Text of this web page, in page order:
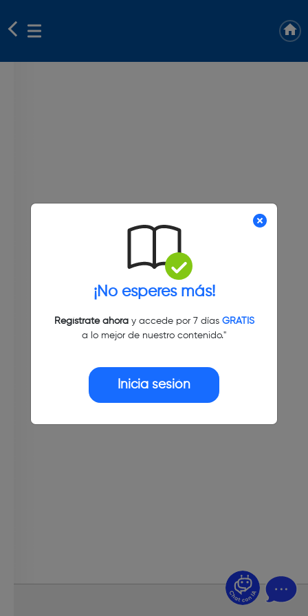
¡No esperes más!
Regístrate ahoray accede por 7 días GRATIS
a lo mejor de nuestro contenido."
Inicia sesión